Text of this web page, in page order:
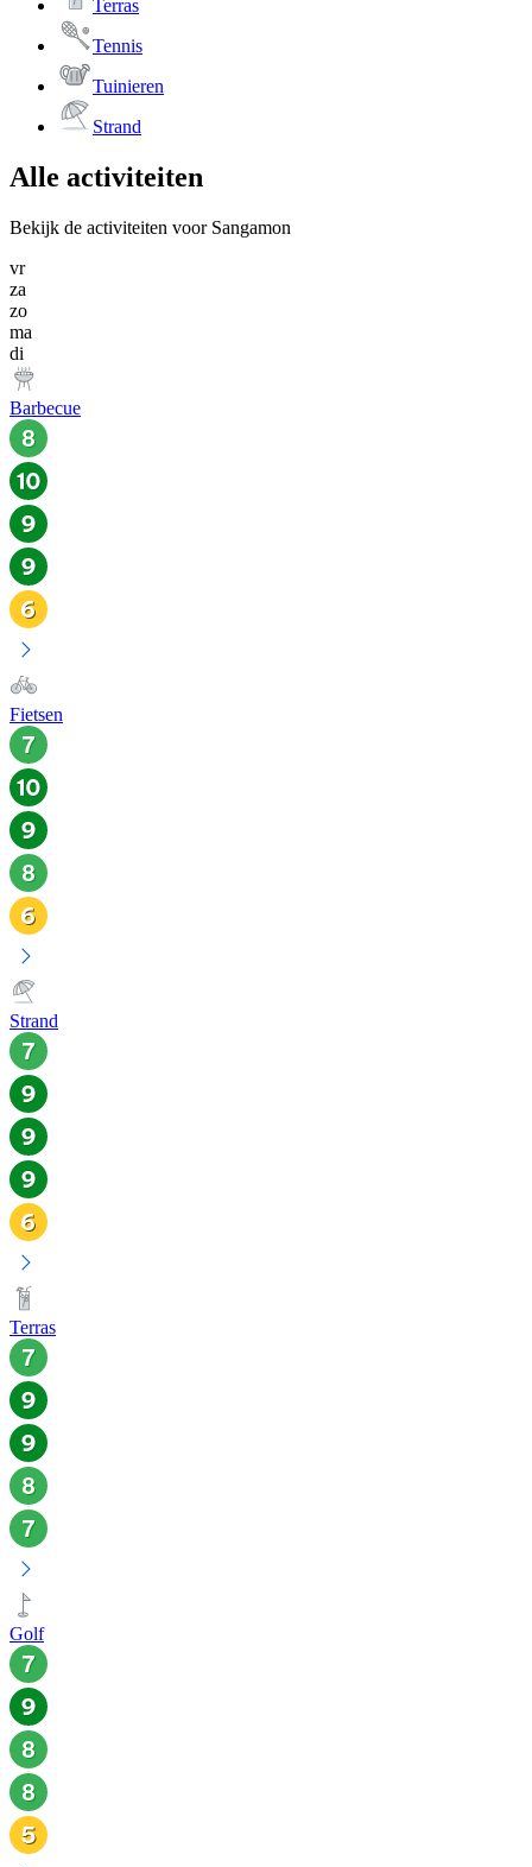
Terras
Tennis
Tuinieren
Strand
Alle activiteiten
Bekijk de activiteiten voor Sangamon
vr
za
zo
ma
di
Barbecue
Fietsen
Strand
Terras
Golf